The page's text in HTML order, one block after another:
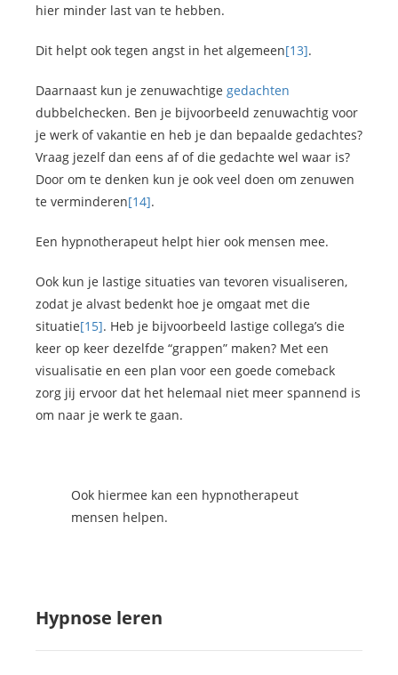
hier minder last van te hebben.
Dit helpt ook tegen angst in het algemeen[13].
Daarnaast kun je zenuwachtige gedachten
dubbelchecken. Ben je bijvoorbeeld zenuwachtig voor
je werk of vakantie en heb je dan bepaalde gedachtes?
Vraag jezelf dan eens af of die gedachte wel waar is?
Door om te denken kun je ook veel doen om zenuwen
te verminderen[14].
Een hypnotherapeut helpt hier ook mensen mee.
Ook kun je lastige situaties van tevoren visualiseren,
zodat je alvast bedenkt hoe je omgaat met die
situatie[15]. Heb je bijvoorbeeld lastige collega’s die
keer op keer dezelfde “grappen” maken? Met een
visualisatie en een plan voor een goede comeback
zorg jij ervoor dat het helemaal niet meer spannend is
om naar je werk te gaan.
Ook hiermee kan een hypnotherapeut
mensen helpen.
Hypnose leren